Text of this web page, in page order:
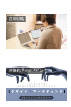
営業戦略
画像処理／デザイン